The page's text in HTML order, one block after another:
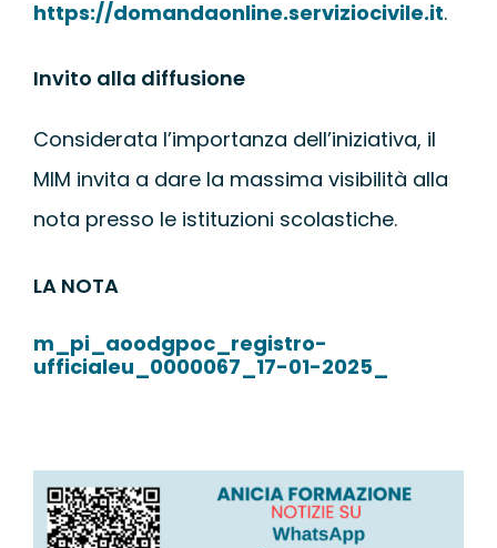
https://domandaonline.serviziocivile.it.
Invito alla diffusione
Considerata l’importanza dell’iniziativa, il
MIM invita a dare la massima visibilità alla
nota presso le istituzioni scolastiche.
LA NOTA
m_pi_aoodgpoc_registro-
ufficialeu_0000067_17-01-2025_